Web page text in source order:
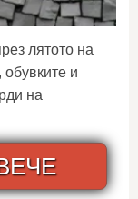
лятото на
обувките и
на